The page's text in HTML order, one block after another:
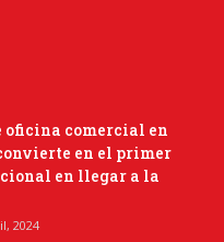
oficina comercial en
en el primer
en llegar a la
2024